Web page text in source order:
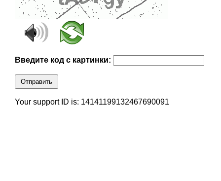
Введите код с картинки:
Отправить
Your support ID is: 14141199132467690091